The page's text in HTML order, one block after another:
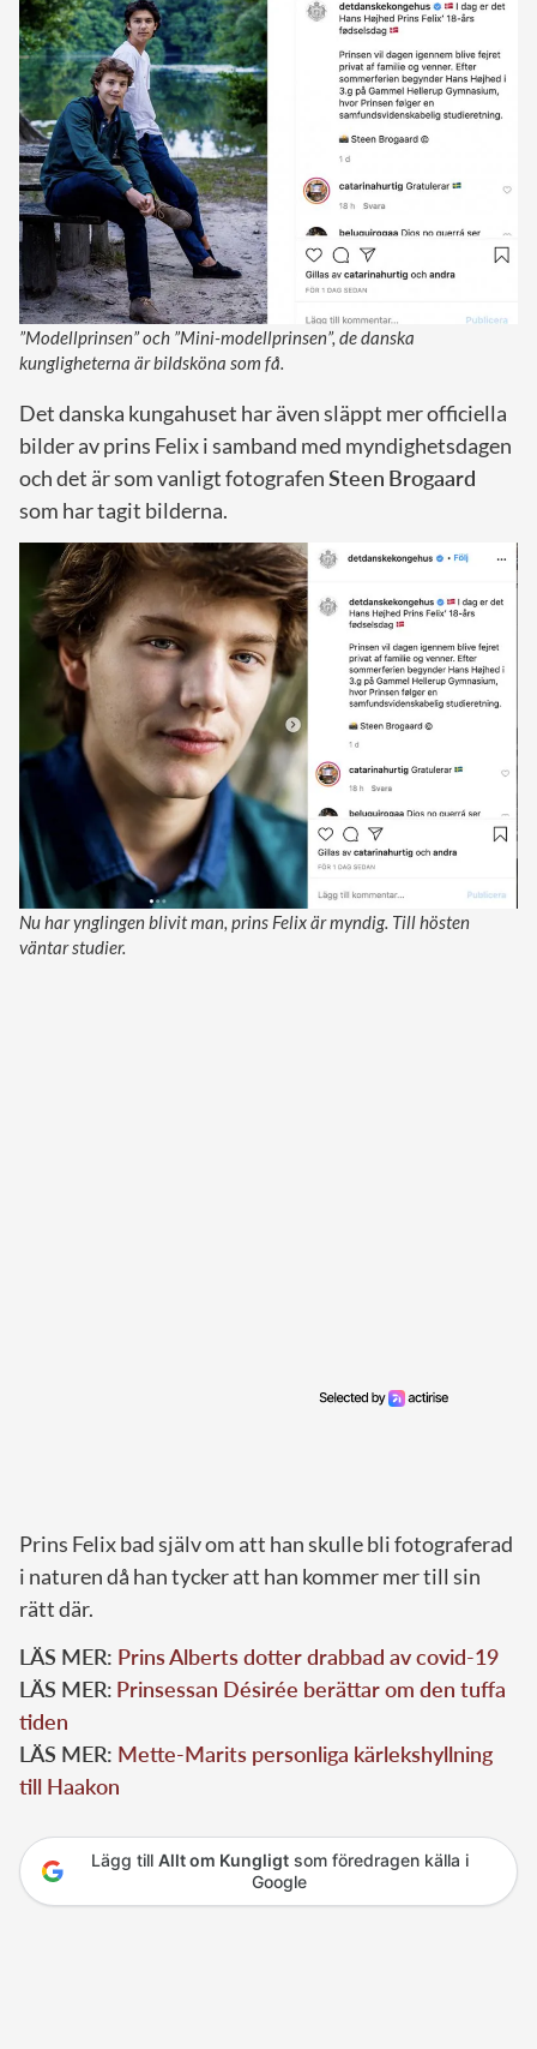
”Modellprinsen” och ”Mini-modellprinsen”, de danska
kungligheterna är bildsköna som få.
Det danska kungahuset har även släppt mer officiella
bilder av prins Felix i samband med myndighetsdagen
och det är som vanligt fotografenSteen Brogaard
som har tagit bilderna.
Nu har ynglingen blivit man, prins Felix är myndig. Till hösten
väntar studier.
Prins Felix bad själv om att han skulle bli fotograferad
i naturen då han tycker att han kommer mer till sin
rätt där.
LÄS MER: Prins Alberts dotter drabbad av covid-19
LÄS MER: Prinsessan Désirée berättar om den tuffa
tiden
LÄS MER: Mette-Marits personliga kärlekshyllning
till Haakon
Lägg till Allt om Kungligtsom föredragen källa i
Google